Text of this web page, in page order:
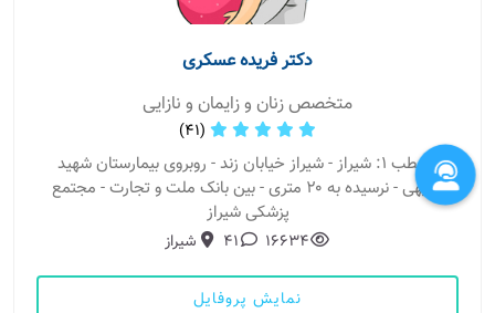
دکتر فریده عسکری
متخصص زنان و زایمان و نازایی
(41)
مطب 1: شیراز - شیراز خیابان زند - روبروی بیمارستان شهید
فقیهی - نرسیده به ۲۰ متری - بین بانک ملت و تجارت - مجتمع
پزشکی شیراز
16634
41 شیراز
نمایش پروفایل